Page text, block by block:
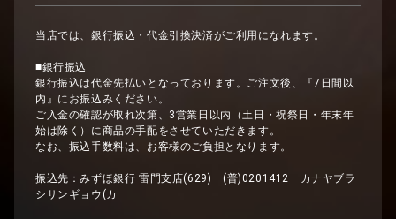
当店では、銀行振込・代金引換決済がご利用になれます。
■銀行振込
銀行振込は代金先払いとなっております。ご注文後、『7日間以
内』にお振込みください。
ご入金の確認が取れ次第、3営業日以内（土日・祝祭日・年末年
始は除く）に商品の手配をさせていただきます。
なお、振込手数料は、お客様のご負担となります。
振込先：みずほ銀行 雷門支店(629) (普)0201412 カナヤブラ
シサンギョウ(カ